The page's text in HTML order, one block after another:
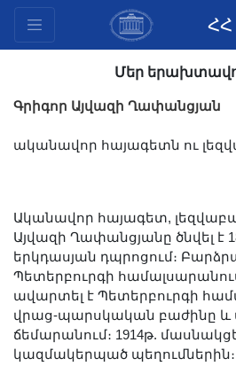
անդամներ
Փաստաթղթեր
Հիմնադրամներ
Գիտաժողովներ
Մրցույթներ
Միջազգային
համագործակցություն
Երիտասարդական
Մեր
Գրիգոր Այվազի Ղափանցյան
ականավոր հայագետն ու
Ականավոր հայագետ,
Այվազի Ղափանցյանը ծնվել է
երկդասյան դպրոցում։
Պետերբուրգի
ավարտել է Պետերբուրգի
վրաց-պարսկական բաժինը և
ճեմարանում։ 1914թ.
կազմակերպած